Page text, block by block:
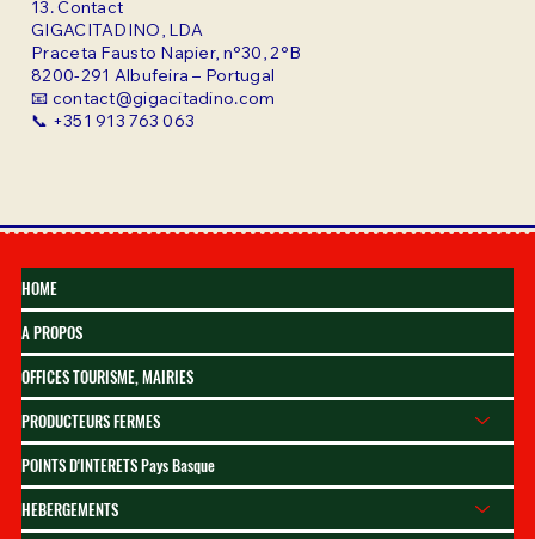
13. Contact
GIGACITADINO, LDA
Praceta Fausto Napier, n°30, 2°B
8200-291 Albufeira – Portugal
📧 contact@gigacitadino.com
📞 +351 913 763 063
HOME
A PROPOS
OFFICES TOURISME, MAIRIES
PRODUCTEURS FERMES
POINTS D'INTERETS Pays Basque
HEBERGEMENTS